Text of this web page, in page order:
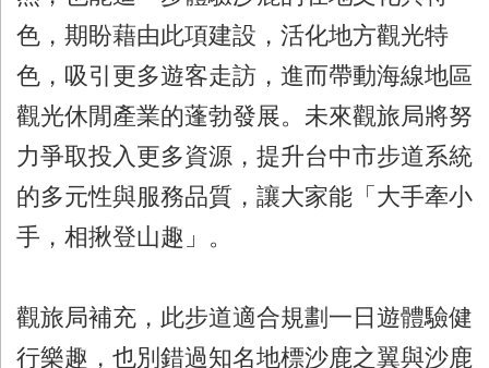
色，期盼藉由此項建設，活化地方觀光特
色，吸引更多遊客走訪，進而帶動海線地區
觀光休閒產業的蓬勃發展。未來觀旅局將努
力爭取投入更多資源，提升台中市步道系統
的多元性與服務品質，讓大家能「大手牽小
手，相揪登山趣」。
觀旅局補充，此步道適合規劃一日遊體驗健
行樂趣，也別錯過知名地標沙鹿之翼與沙鹿